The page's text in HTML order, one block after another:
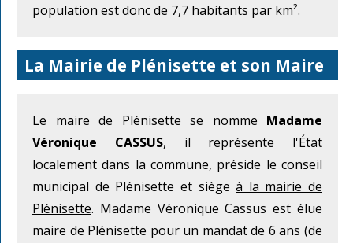
population est donc de 7,7 habitants par km².
La Mairie de Plénisette et son Maire
Le maire de Plénisette se nomme Madame
Véronique CASSUS, il représente l'État
localement dans la commune, préside le conseil
municipal de Plénisette et siègeà la mairie de
Plénisette. Madame Véronique Cassus est élue
maire de Plénisette pour un mandat de 6 ans (de